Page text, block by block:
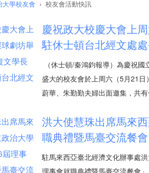
大學校友會 校友會活動快訊
慶祝政大校慶大會上
駐休士頓台北經文處
（休士頓/秦鴻鈞報導）為慶祝
盛大的校友會於上周六（5月21
蔚華、朱勤勤夫婦出面邀集，共
洪大使慧珠出席馬來
職典禮暨馬臺交流餐會
駐馬來西亞臺北經濟文化辦事處